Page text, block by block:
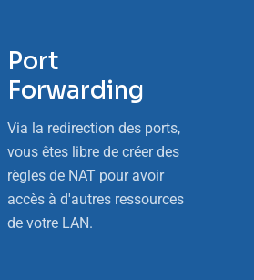
Port
Forwarding
Via la redirection des ports,
vous êtes libre de créer des
règles de NAT pour avoir
accès à d'autres ressources
de votre LAN.